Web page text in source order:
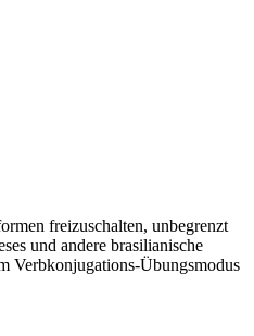
freizuschalten, unbegrenzt
und andere brasilianische
Verbkonjugations-Übungsmodus